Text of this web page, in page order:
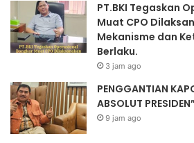
PT.BKI Tegaskan
Muat CPO
Mekanisme dan
Berlaku.
3 jam ago
PENGGANTIAN
ABSOLUT PRESIDEN”
9 jam ago